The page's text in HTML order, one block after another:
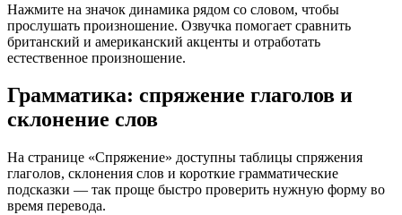
Нажмите на значок динамика рядом со словом, чтобы
прослушать произношение. Озвучка помогает сравнить
британский и американский акценты и отработать
естественное произношение.
Грамматика: спряжение глаголов и
склонение слов
На странице «Спряжение» доступны таблицы спряжения
глаголов, склонения слов и короткие грамматические
подсказки — так проще быстро проверить нужную форму во
время перевода.